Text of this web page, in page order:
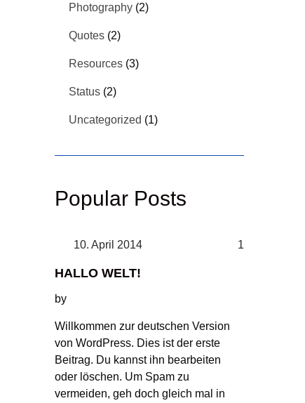
Photography (2)
Quotes (2)
Resources (3)
Status (2)
Uncategorized (1)
Popular Posts
10. April 2014 1
HALLO WELT!
by
Willkommen zur deutschen Version
von WordPress. Dies ist der erste
Beitrag. Du kannst ihn bearbeiten
oder löschen. Um Spam zu
vermeiden, geh doch gleich mal in